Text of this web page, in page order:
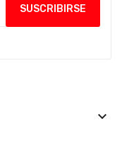
keyboard_arrow_down